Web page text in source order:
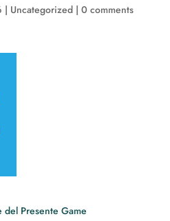
| Uncategorized| 0 comments
Presente Game